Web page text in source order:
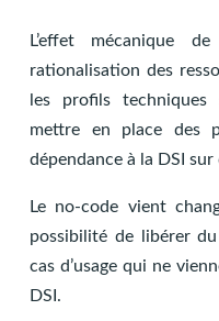
L’effet mécanique
rationalisation des
les profils
mettre en place des
dépendance à la DSI
Le no-code vient
possibilité de libérer
cas d’usage qui ne
DSI.